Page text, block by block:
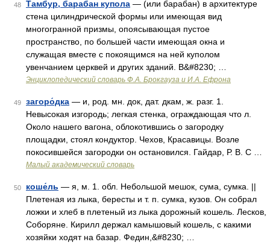
48 Тамбур, барабан купола — (или барабан) в архитектуре
стена цилиндрической формы или имеющая вид
многогранной призмы, опоясывающая пустое
пространство, по большей части имеющая окна и
служащая вместе с покоящимся на ней куполом
увенчанием церквей и других зданий. В&#8230; …
Энциклопедический словарь Ф.А. Брокгауза и И.А. Ефрона
49 загоро́дка — и, род. мн. док, дат. дкам, ж. разг. 1.
Невысокая изгородь; легкая стенка, ограждающая что л.
Около нашего вагона, облокотившись о загородку
площадки, стоял кондуктор. Чехов, Красавицы. Возле
покосившейся загородки он остановился. Гайдар, Р. В. С …
Малый академический словарь
50 коше́ль — я, м. 1. обл. Небольшой мешок, сума, сумка. ||
Плетеная из лыка, бересты и т. п. сумка, кузов. Он собрал
ложки и хлеб в плетеный из лыка дорожный кошель. Лесков,
Соборяне. Кирилл держал камышовый кошель, с какими
хозяйки ходят на базар. Федин,&#8230; …